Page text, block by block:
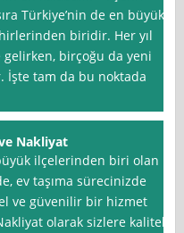
Türkiye’nin de en büyük
biridir. Her yıl
birçoğu da yeni
İşte tam da bu noktada
Nakliyat
ilçelerinden biri olan
ev taşıma sürecinizde
ve güvenilir bir hizmet
olarak sizlere kaliteli